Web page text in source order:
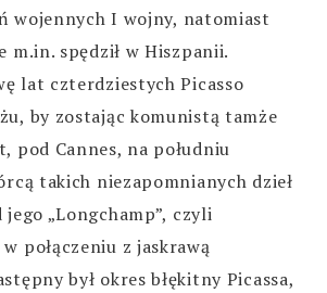
wojennych I wojny, natomiast
spędził w Hiszpanii.
lat czterdziestych Picasso
by zostając komunistą tamże
pod Cannes, na południu
takich niezapomnianych dzieł
jego „Longchamp”, czyli
połączeniu z jaskrawą
był okres błękitny Picassa,